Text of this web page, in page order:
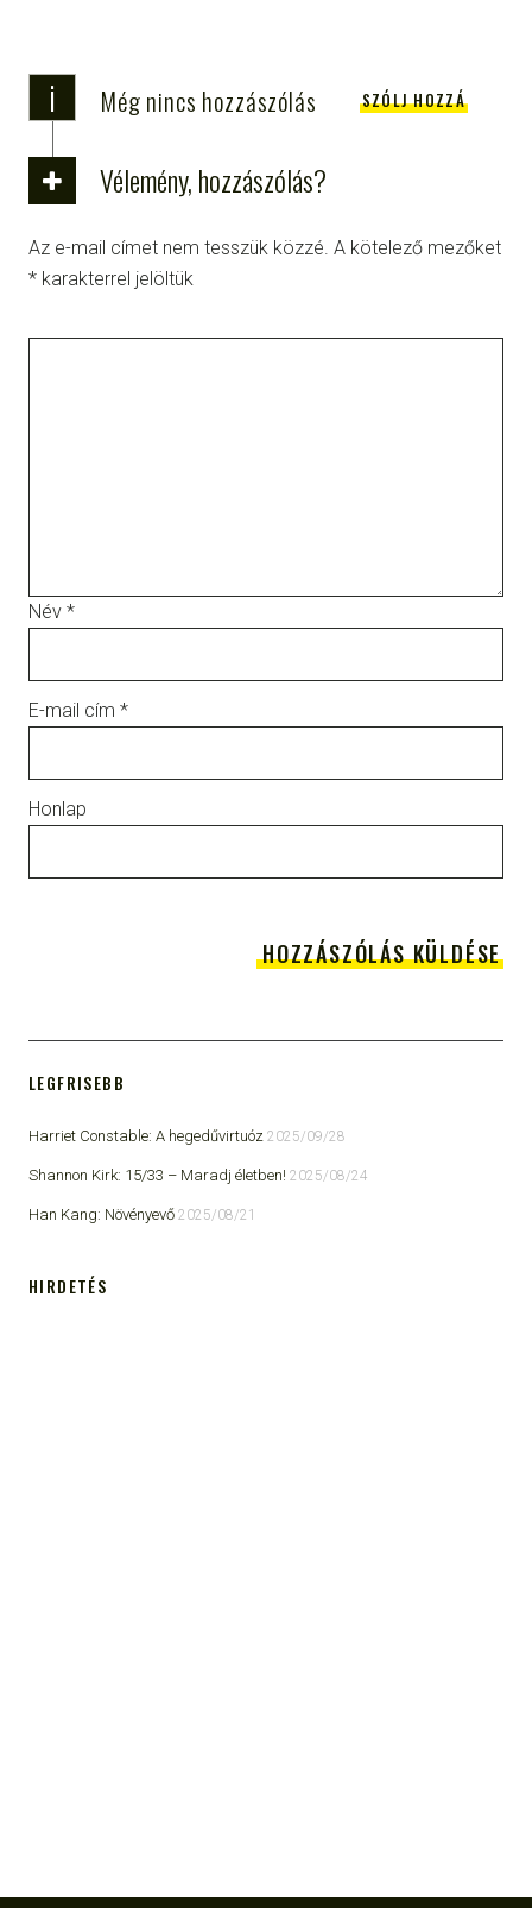
i Még nincs hozzászólás SZÓLJ HOZZÁ
Vélemény, hozzászólás?
Az e-mail címet nem tesszük közzé. A kötelező mezőket
* karakterrel jelöltük
Név *
E-mail cím *
Honlap
LEGFRISEBB
Harriet Constable: A hegedűvirtuóz 2025/09/28
Shannon Kirk: 15/33 ​– Maradj életben! 2025/08/24
Han Kang: Növényevő 2025/08/21
HIRDETÉS